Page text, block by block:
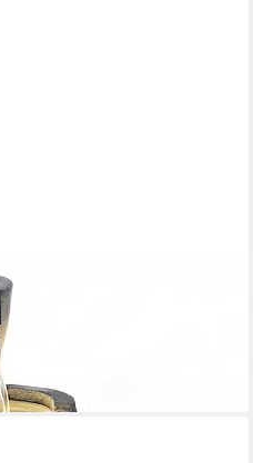
Warm-Weiß Kaskade